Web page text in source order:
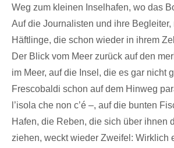
Weg zum kleinen Inselhafen, wo das
Auf die Journalisten und ihre Begleiter,
Häftlinge, die schon wieder in ihrem
Der Blick vom Meer zurück auf den
im Meer, auf die Insel, die es gar nicht
Frescobaldi schon auf dem Hinweg
l’isola che non c’é –, auf die bunten
Hafen, die Reben, die sich über ihnen
ziehen, weckt wieder Zweifel: Wirklich